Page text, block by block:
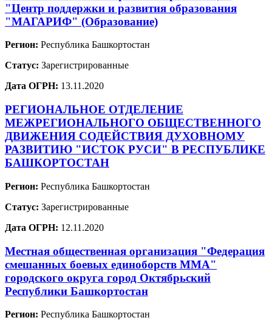
"Центр поддержки и развития образования
"МАГАРИФ" (Образование)
Регион: Республика Башкортостан
Статус: Зарегистрированные
Дата ОГРН: 13.11.2020
РЕГИОНАЛЬНОЕ ОТДЕЛЕНИЕ
МЕЖРЕГИОНАЛЬНОГО ОБЩЕСТВЕННОГО
ДВИЖЕНИЯ СОДЕЙСТВИЯ ДУХОВНОМУ
РАЗВИТИЮ "ИСТОК РУСИ" В РЕСПУБЛИКЕ
БАШКОРТОСТАН
Регион: Республика Башкортостан
Статус: Зарегистрированные
Дата ОГРН: 12.11.2020
Местная общественная организация "Федерация
смешанных боевых единоборств ММА"
городского округа город Октябрьский
Республики Башкортостан
Регион: Республика Башкортостан